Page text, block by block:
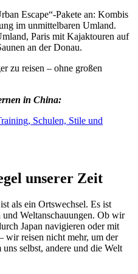
Escape“-Pakete an: Kombis
im unmittelbaren Umland.
Paris mit Kajaktouren auf
an der Donau.
zu reisen – ohne großen
in China:
Schulen, Stile und
unserer Zeit
als ein Ortswechsel. Es ist
Weltanschauungen. Ob wir
Japan navigieren oder mit
wir reisen nicht mehr, um der
selbst, andere und die Welt